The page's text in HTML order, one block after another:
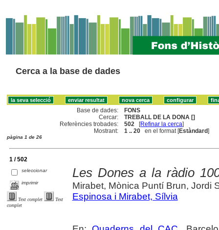
Cerca a la base de dades
Base de dades:
FONS
Cercar:
TREBALL DE LA DONA []
Referències trobades:
502 [Refinar la cerca]
Mostrant:
1 .. 20 en el format [Estàndard]
pàgina 1 de 26
1 / 502
seleccionar
imprimir
Text complet
Text
complet
Les Dones a la ràdio
Mirabet, Mònica Puntí Brun, Jordi
Espinosa i Mirabet, Sílvia